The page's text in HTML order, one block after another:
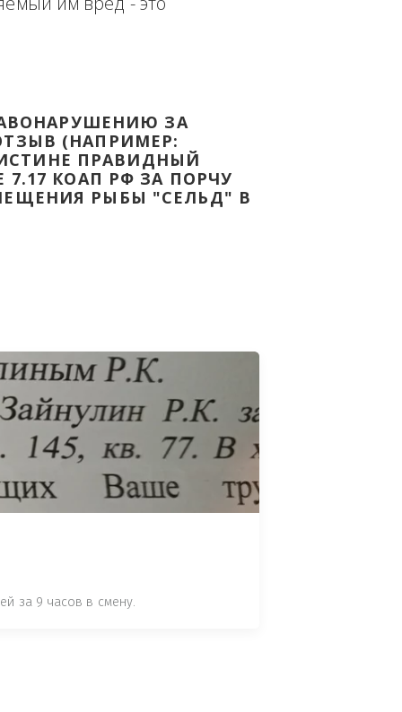
доказательством с целью -
Законодательства Российской
ПРАВОНАРУШЕНИЮ ЗА
ВАШ ОТЗЫВ (НАПРИМЕР:
ВОИСТИНЕ ПРАВИДНЫЙ
7.17 КОАП РФ ЗА ПОРЧУ
ПОМЕЩЕНИЯ РЫБЫ "СЕЛЬД" В